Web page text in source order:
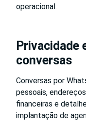
operacional.
Privacidade
conversas
Conversas por
pessoais,
financeiras e
implantação de